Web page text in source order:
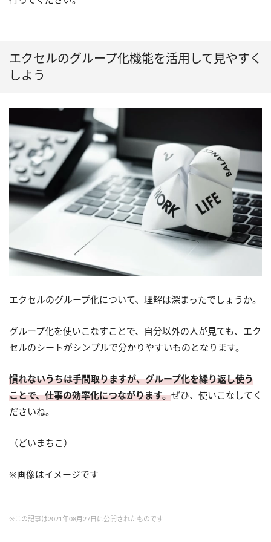
エクセルのグループ化機能を活用して見やすく
しよう
エクセルのグループ化について、理解は深まったでしょうか。
グループ化を使いこなすことで、自分以外の人が見ても、エク
セルのシートがシンプルで分かりやすいものとなります。
慣れないうちは手間取りますが、グループ化を繰り返し使う
ことで、仕事の効率化につながります。ぜひ、使いこなしてく
ださいね。
（どいまちこ）
※画像はイメージです
※この記事は2021年08月27日に公開されたものです